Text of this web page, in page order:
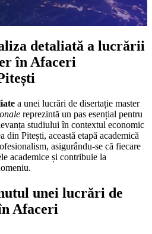
detaliată a lucrării
în Afaceri
a unei lucrări de disertație master
reprezintă un pas esențial pentru
studiului în contextul economic
Pitești, această etapă academică
asigurându-se că fiecare
academice și contribuie la
unei lucrări de
Afaceri